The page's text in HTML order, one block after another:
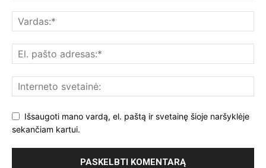
Išsaugoti mano vardą, el. paštą ir svetainę šioje naršyklėje
sekančiam kartui.